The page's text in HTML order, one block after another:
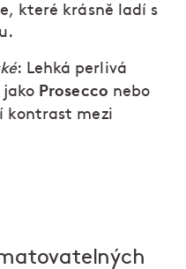
které krásně ladí s
: Lehká perlivá
jako Prosecco nebo
kontrast mezi